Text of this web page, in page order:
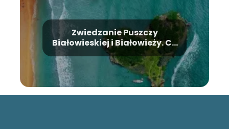
Zwiedzanie Puszczy
Białowieskiej i Białowieży. Co
warto zobaczyć?